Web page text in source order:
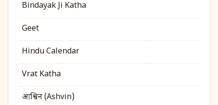
Bindayak Ji Katha
Geet
Hindu Calendar
Vrat Katha
आश्विन (Ashvin)